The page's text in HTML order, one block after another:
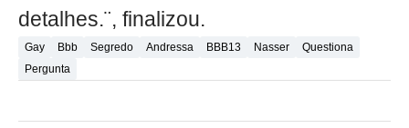
detalhes.¨, finalizou.
Gay Bbb Segredo Andressa BBB13 Nasser
Questiona
Pergunta